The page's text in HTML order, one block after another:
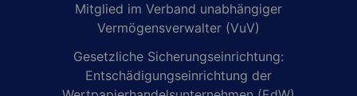
Mitglied im Verband unabhängiger
Vermögensverwalter (VuV)
Gesetzliche Sicherungseinrichtung:
Entschädigungseinrichtung der